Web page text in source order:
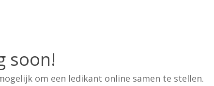
soon!
om een ledikant online samen te stellen.